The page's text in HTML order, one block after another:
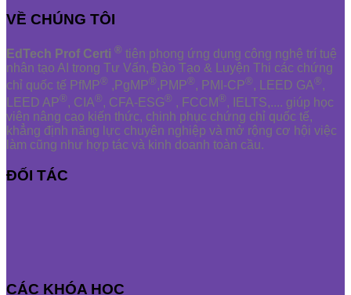
VỀ CHÚNG TÔI
EdTech Prof Certi ® tiên phong ứng dụng công nghệ trí tuệ
nhân tạo AI trong Tư Vấn, Đào Tạo & Luyện Thi các chứng
chỉ quốc tế PfMP® ,PgMP®,PMP®, PMI-CP®, LEED GA®,
LEED AP®, CIA®, CFA-ESG® , FCCM®, IELTS,.... giúp học
viên nâng cao kiến thức, chinh phục chứng chỉ quốc tế,
khẳng định năng lực chuyên nghiệp và mở rộng cơ hội việc
làm cũng như hợp tác và kinh doanh toàn cầu.
ĐỐI TÁC
CÁC KHÓA HỌC